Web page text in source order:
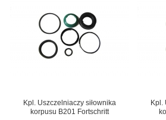
Kpl. Uszczelniaczy siłownika
korpusu B201 Fortschritt
Kpl.